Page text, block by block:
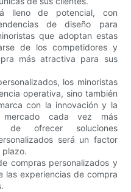
lleno de potencial, con
de diseño para
que adoptan estas
de los competidores y
más atractiva para sus
los minoristas
operativa, sino también
con la innovación y la
cada vez más
de ofrecer soluciones
será un factor
plazo.
compras personalizados y
las experiencias de compra